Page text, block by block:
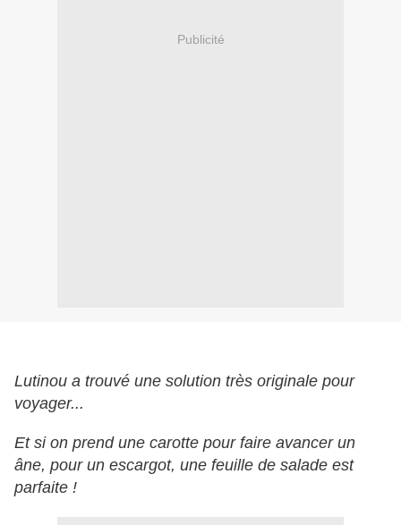
Publicité
Lutinou a trouvé une solution très originale pour
voyager...
Et si on prend une carotte pour faire avancer un
âne, pour un escargot, une feuille de salade est
parfaite !